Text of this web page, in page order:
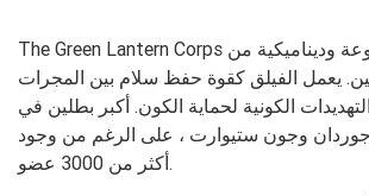
The Green Lantern Corps هي مجموعة متنوعة وديناميكية من
يعمل الفيلق كقوة حفظ سلام بين المجرات
الكونية لحماية الكون. أكبر بطلين في
جوردان وجون ستيوارت ، على الرغم من وجود
أكثر من 3000 عضو.